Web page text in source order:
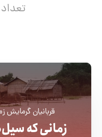
قربانیان
زمانی که